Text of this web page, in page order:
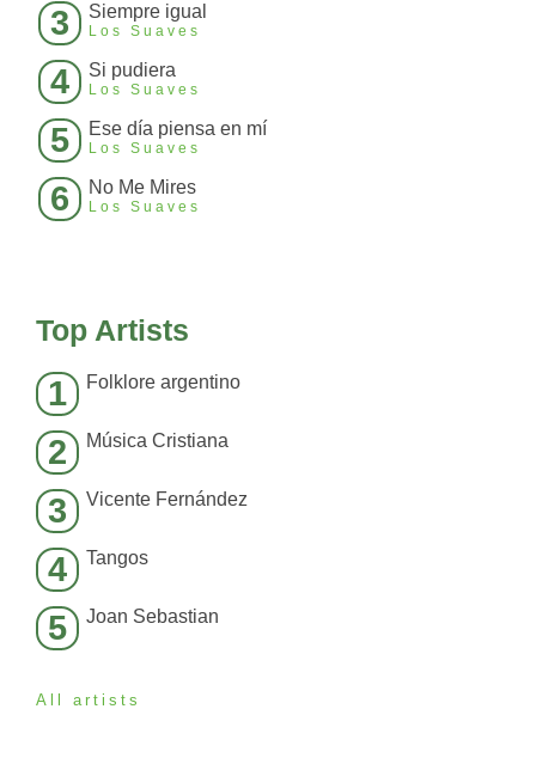
3 Siempre igual
Los Suaves
4 Si pudiera
Los Suaves
5 Ese día piensa en mí
Los Suaves
6 No Me Mires
Los Suaves
Top Artists
1 Folklore argentino
2 Música Cristiana
3 Vicente Fernández
4 Tangos
5 Joan Sebastian
All artists